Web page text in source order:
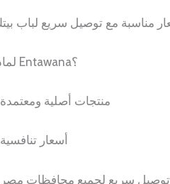
لماذا Entawana؟
• منتجات أصلية ومعتمدة
• أسعار تنافسية
• توصيل سريع لجميع محافظات مصر